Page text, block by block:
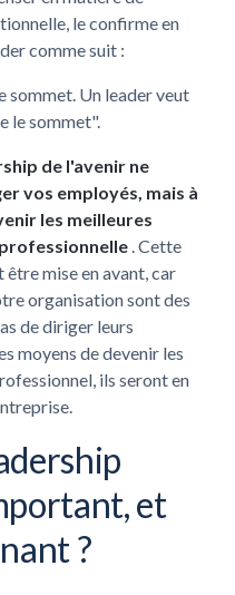
le confirme en
comme suit :
sommet. Un leader veut
le sommet".
de l'avenir ne
vos employés, mais à
les meilleures
. Cette
mise en avant, car
organisation sont des
de diriger leurs
moyens de devenir les
ils seront en
et
?